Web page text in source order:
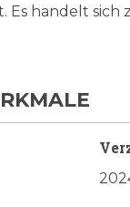
Es handelt